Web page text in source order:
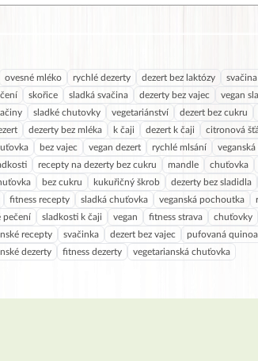
ovesné mléko rychlé dezerty dezert bez laktózy svačina
skořice sladká svačina dezerty bez vajec vegan
sladké chutovky vegetariánství dezert bez cukru
dezerty bez mléka k čaji dezert k čaji citronová
bez vajec vegan dezert rychlé mlsání
recepty na dezerty bez cukru mandle chuťovka
bez cukru kukuřičný škrob dezerty bez sladidla
fitness recepty sladká chuťovka veganská pochoutka
pečení
sladkosti k čaji vegan fitness strava chuťovky
recepty
svačinka dezert bez vajec pufovaná quinoa
dezerty
fitness dezerty vegetarianská chuťovka